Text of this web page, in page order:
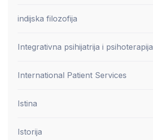
indijska filozofija
Integrativna psihijatrija i psihoterapija
International Patient Services
Istina
Istorija